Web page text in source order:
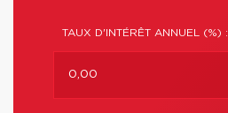
TAUX D'INTÉRÊT ANNUEL (%) :